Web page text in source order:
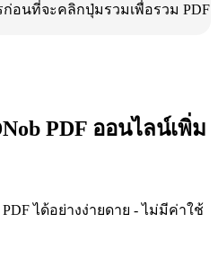
อนที่จะคลิกปุ่มรวมเพื่อรวม PDF
PDF ออนไลน์เพิ่ม
ได้อย่างง่ายดาย - ไม่มีค่าใช้